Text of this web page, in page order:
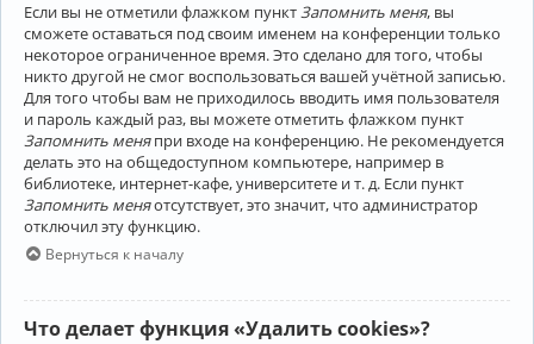
Если вы не отметили флажком пунктЗапомнить меня, вы
сможете оставаться под своим именем на конференции только
некоторое ограниченное время. Это сделано для того, чтобы
никто другой не смог воспользоваться вашей учётной записью.
Для того чтобы вам не приходилось вводить имя пользователя
и пароль каждый раз, вы можете отметить флажком пункт
Запомнить меняпри входе на конференцию. Не рекомендуется
делать это на общедоступном компьютере, например в
библиотеке, интернет-кафе, университете и т. д. Если пункт
Запомнить меняотсутствует, это значит, что администратор
отключил эту функцию.
Вернуться к началу
Что делает функция «Удалить cookies»?